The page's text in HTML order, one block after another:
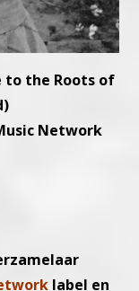
to the Roots of
Network
label en